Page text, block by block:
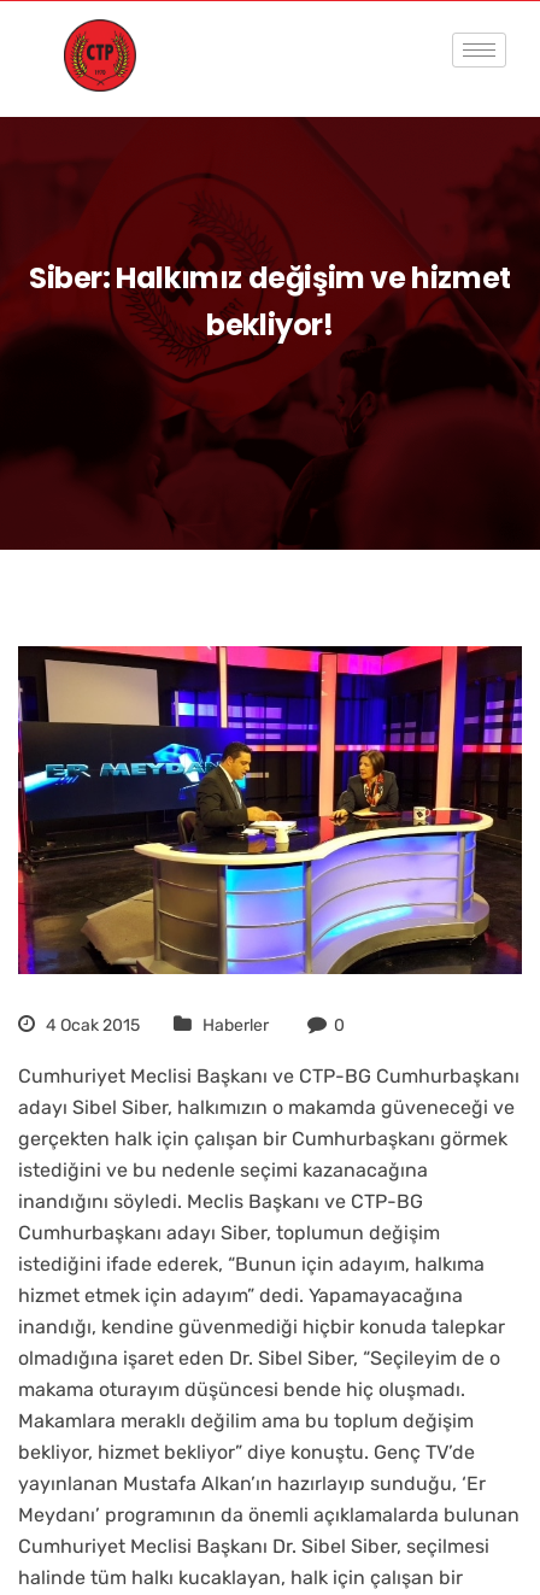
Siber: Halkımız değişim ve hizmet
bekliyor!
4 Ocak 2015 Haberler 0
Cumhuriyet Meclisi Başkanı ve CTP-BG Cumhurbaşkanı
adayı Sibel Siber, halkımızın o makamda güveneceği ve
gerçekten halk için çalışan bir Cumhurbaşkanı görmek
istediğini ve bu nedenle seçimi kazanacağına
inandığını söyledi. Meclis Başkanı ve CTP-BG
Cumhurbaşkanı adayı Siber, toplumun değişim
istediğini ifade ederek, “Bunun için adayım, halkıma
hizmet etmek için adayım” dedi. Yapamayacağına
inandığı, kendine güvenmediği hiçbir konuda talepkar
olmadığına işaret eden Dr. Sibel Siber, “Seçileyim de o
makama oturayım düşüncesi bende hiç oluşmadı.
Makamlara meraklı değilim ama bu toplum değişim
bekliyor, hizmet bekliyor” diye konuştu. Genç TV’de
yayınlanan Mustafa Alkan’ın hazırlayıp sunduğu, ‘Er
Meydanı’ programının da önemli açıklamalarda bulunan
Cumhuriyet Meclisi Başkanı Dr. Sibel Siber, seçilmesi
halinde tüm halkı kucaklayan, halk için çalışan bir